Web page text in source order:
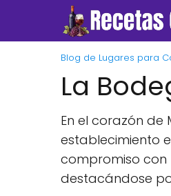
Blog de Lugares para
La
En el corazón de
establecimiento
compromiso
destacándose